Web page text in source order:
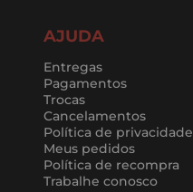
AJUDA
Entregas
Pagamentos
Trocas
Cancelamentos
Política de privacidade
Meus pedidos
Política de recompra
Trabalhe conosco